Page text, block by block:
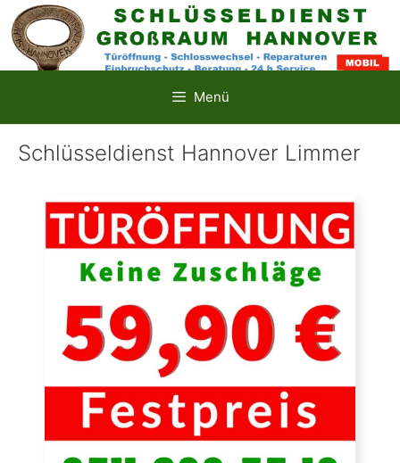
Zum
Inhalt
springen
Menü
Schlüsseldienst Hannover Limmer